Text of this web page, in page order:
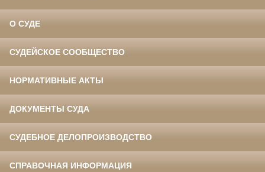
О СУДЕ
СУДЕЙСКОЕ СООБЩЕСТВО
НОРМАТИВНЫЕ АКТЫ
ДОКУМЕНТЫ СУДА
СУДЕБНОЕ ДЕЛОПРОИЗВОДСТВО
СПРАВОЧНАЯ ИНФОРМАЦИЯ